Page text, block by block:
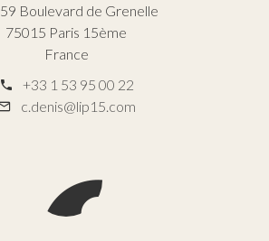
59 Boulevard de Grenelle
75015 Paris 15ème
France
+33 1 53 95 00 22
c.denis@lip15.com